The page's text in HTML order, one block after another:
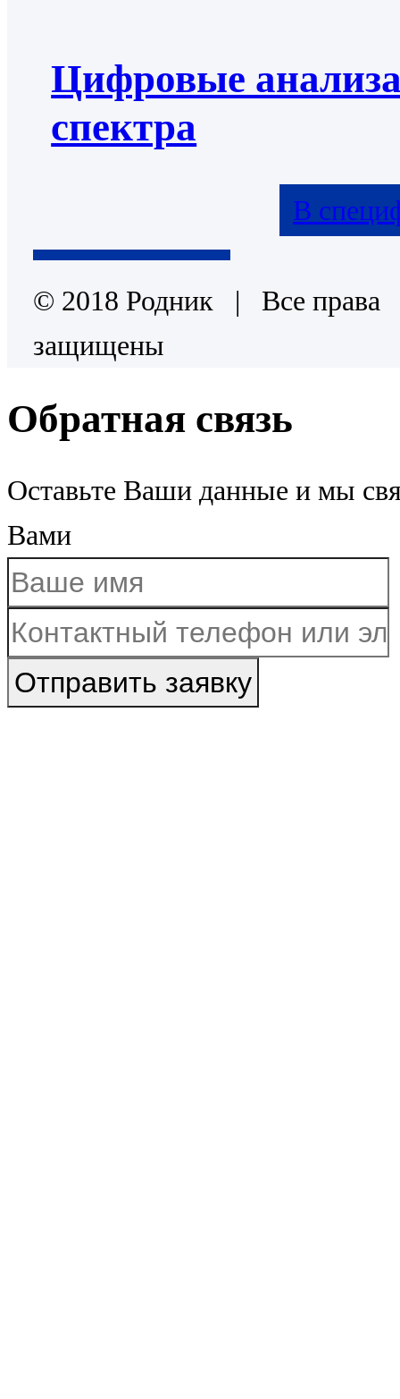
Цифровые
спектра
В
© 2018 Родник | Все права
защищены
Обратная связь
Оставьте Ваши данные и мы
Вами